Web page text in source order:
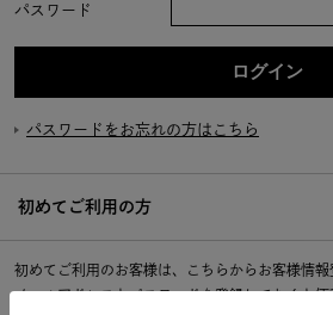
パスワード
パスワードをお忘れの方はこちら
初めてご利用の方
初めてご利用のお客様は、こちらからお客様情報
メールアドレスとパスワードを登録しておくと